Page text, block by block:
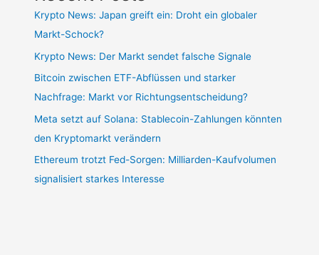
Krypto News: Japan greift ein: Droht ein globaler
Markt-Schock?
Krypto News: Der Markt sendet falsche Signale
Bitcoin zwischen ETF-Abflüssen und starker
Nachfrage: Markt vor Richtungsentscheidung?
Meta setzt auf Solana: Stablecoin-Zahlungen könnten
den Kryptomarkt verändern
Ethereum trotzt Fed-Sorgen: Milliarden-Kaufvolumen
signalisiert starkes Interesse